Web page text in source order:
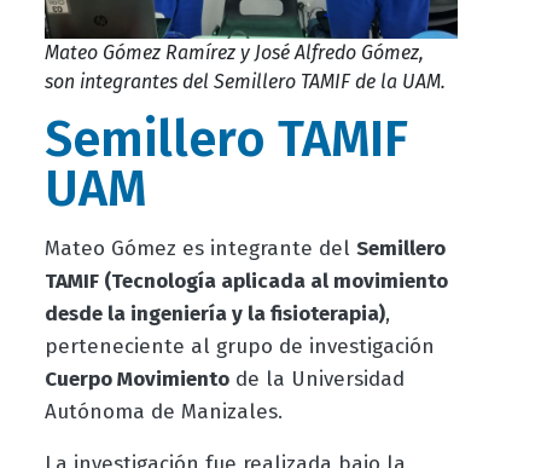
Mateo Gómez Ramírez y José Alfredo Gómez,
son integrantes del Semillero TAMIF de la UAM.
Semillero TAMIF
UAM
Mateo Gómez es integrante del Semillero
TAMIF (Tecnología aplicada al movimiento
desde la ingeniería y la fisioterapia),
perteneciente al grupo de investigación
Cuerpo Movimientode la Universidad
Autónoma de Manizales.